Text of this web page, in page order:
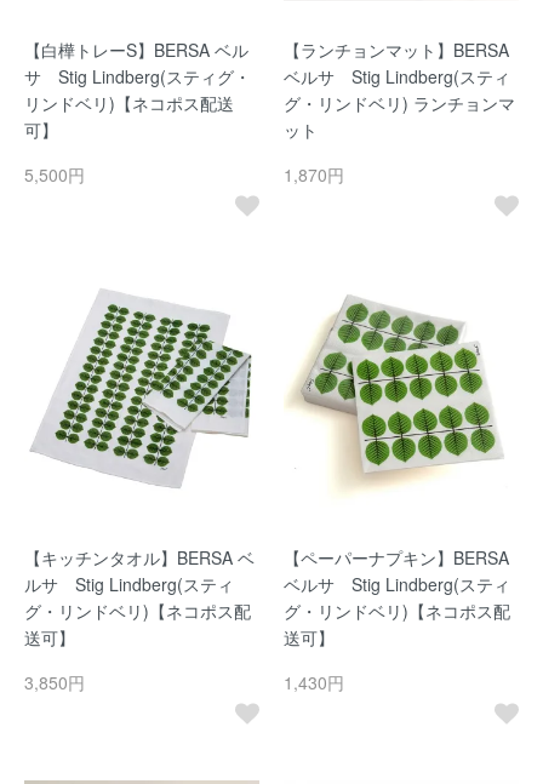
【白樺トレーS】BERSA ベル
サ Stig Lindberg(スティグ・
リンドベリ)【ネコポス配送
可】
5,500円
【ランチョンマット】BERSA
ベルサ Stig Lindberg(スティ
グ・リンドベリ) ランチョンマ
ット
1,870円
【キッチンタオル】BERSA ベ
ルサ Stig Lindberg(スティ
グ・リンドベリ)【ネコポス配
送可】
3,850円
【ペーパーナプキン】BERSA
ベルサ Stig Lindberg(スティ
グ・リンドベリ)【ネコポス配
送可】
1,430円